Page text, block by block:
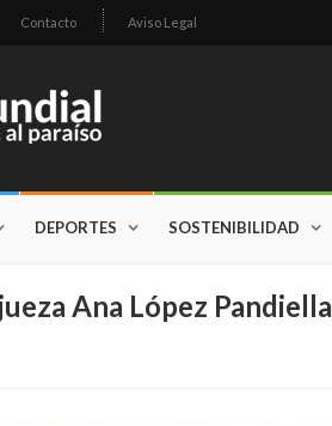
Contacto Aviso Legal
DEPORTES SOSTENIBILIDAD
Ana López Pandiella